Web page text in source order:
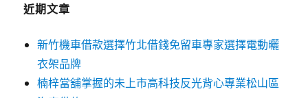
近期文章
新竹機車借款選擇竹北借錢免留車專家選擇電動曬
衣架品牌
楠梓當舖掌握的未上市高科技反光背心專業松山區